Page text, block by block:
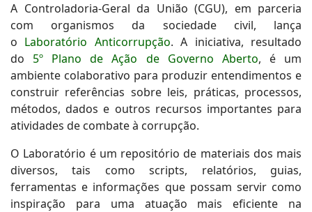
A Controladoria-Geral da União (CGU), em parceria
com organismos da sociedade civil, lança
o Laboratório Anticorrupção. A iniciativa, resultado
do 5º Plano de Ação de Governo Aberto, é um
ambiente colaborativo para produzir entendimentos e
construir referências sobre leis, práticas, processos,
métodos, dados e outros recursos importantes para
atividades de combate à corrupção.
O Laboratório é um repositório de materiais dos mais
diversos, tais como scripts, relatórios, guias,
ferramentas e informações que possam servir como
inspiração para uma atuação mais eficiente na